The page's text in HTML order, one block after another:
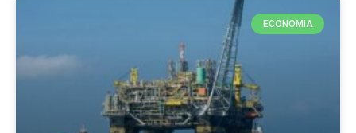
ECONOMIA